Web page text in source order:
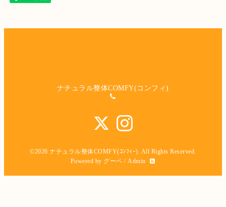
ナチュラル整体COMFY(コンフィ)
©2026ナチュラル整体COMFY(ｺﾝﾌｨｰ) . All Rights Reserved.
Powered by グーペ / Admin